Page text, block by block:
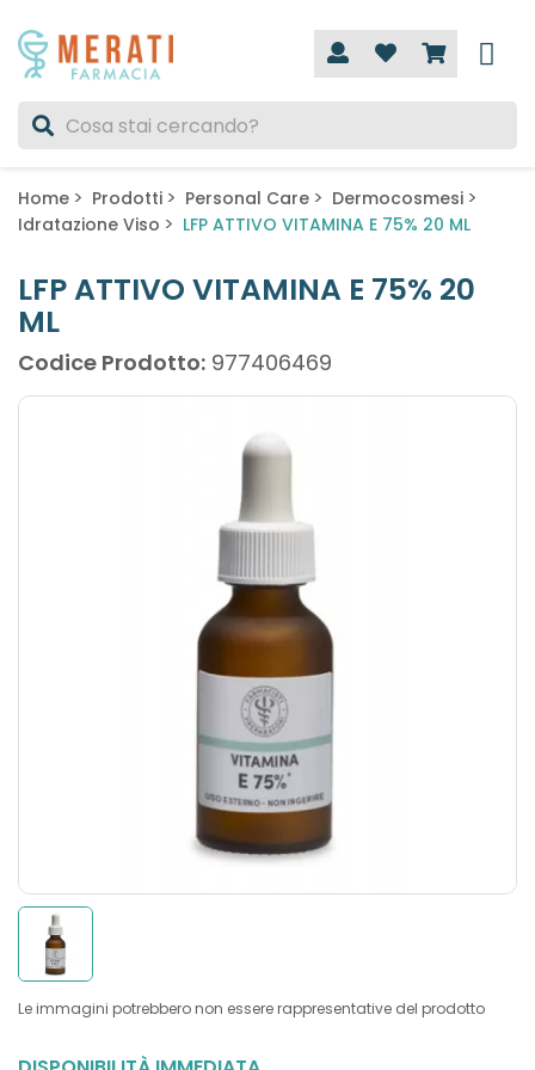
Home Prodotti Personal Care
Dermocosmesi
Idratazione Viso
LFP ATTIVO VITAMINA E 75% 20 ML
LFP ATTIVO VITAMINA E 75% 20
ML
Codice Prodotto: 977406469
Le immagini potrebbero non essere rappresentative del prodotto